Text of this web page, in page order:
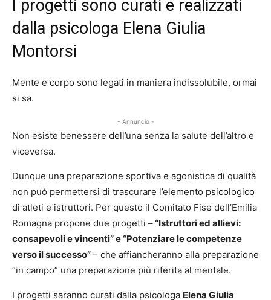
I progetti sono curati e realizzati
dalla psicologa Elena Giulia
Montorsi
Mente e corpo sono legati in maniera indissolubile, ormai
si sa.
- Annuncio -
Non esiste benessere dell’una senza la salute dell’altro e
viceversa.
Dunque una preparazione sportiva e agonistica di qualità
non può permettersi di trascurare l’elemento psicologico
di atleti e istruttori. Per questo il Comitato Fise dell’Emilia
Romagna propone due progetti –“Istruttori ed allievi:
consapevoli e vincenti” e “Potenziare le competenze
verso il successo” – che affiancheranno alla preparazione
“in campo” una preparazione più riferita al mentale.
I progetti saranno curati dalla psicologa Elena Giulia